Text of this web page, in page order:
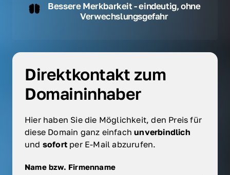
Bessere Merkbarkeit - eindeutig, ohne
Verwechslungsgefahr
Direktkontakt zum
Domaininhaber
Hier haben Sie die Möglichkeit, den Preis für
diese Domain ganz einfach
und sofort per E-Mail abzurufen.
Name bzw. Firmenname
Name bzw. Firmenname